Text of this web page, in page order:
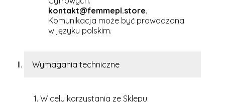
kontakt@femmepl.store.
Komunikacja może być prowadzona
w języku polskim.
Wymagania techniczne
W celu korzystania ze Sklepu